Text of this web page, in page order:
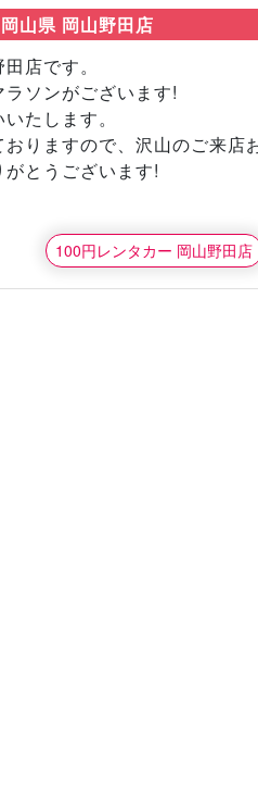
山県 岡山野田店
店です。
ソンがございます!
たします。
りますので、沢山のご来店
とうございます!
100円レンタカー 岡山野田店